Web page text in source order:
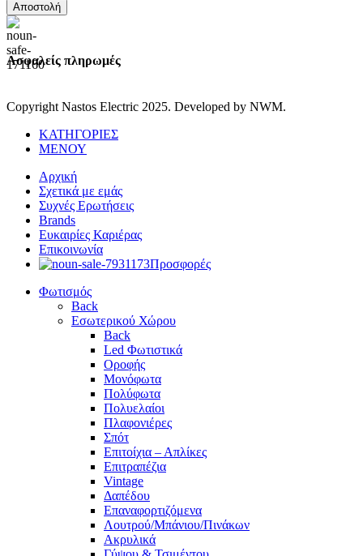
Αποστολή
Ασφαλείς πληρωμές
Copyright Nastos Electric 2025. Developed by NWM.
ΚΑΤΗΓΟΡΙΕΣ
ΜΕΝΟΥ
Αρχική
Σχετικά με εμάς
Συχνές Ερωτήσεις
Brands
Ευκαιρίες Καριέρας
Επικοινωνία
Προσφορές
Φωτισμός
Back
Εσωτερικού Χώρου
Back
Led Φωτιστικά
Οροφής
Μονόφωτα
Πολύφωτα
Πολυελαίοι
Πλαφονιέρες
Σπότ
Επιτοίχια – Απλίκες
Επιτραπέζια
Vintage
Δαπέδου
Επαναφορτιζόμενα
Λουτρού/Μπάνιου/Πινάκων
Ακρυλικά